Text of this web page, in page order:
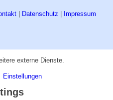
Datenschutz Impressum
externe Dienste.
Einstellungen